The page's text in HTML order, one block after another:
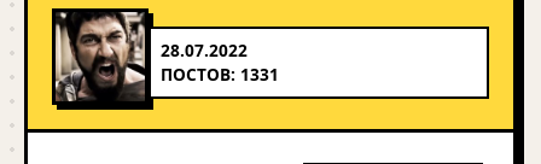
28.07.2022
ПОСТОВ: 1331